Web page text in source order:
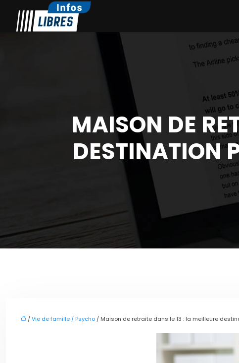
MAISON DE
DESTINATION
/Vie de famille / Psycho / Maison de retraite dans le 13 : la meilleure